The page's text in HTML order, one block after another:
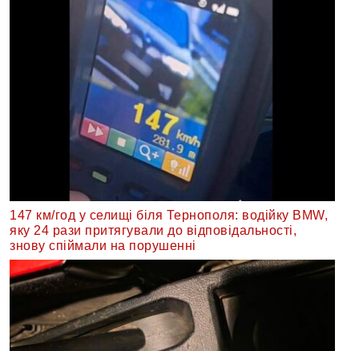
147 км/год у селищі біля Тернополя: водійку BMW,
яку 24 рази притягували до відповідальності,
знову спіймали на порушенні